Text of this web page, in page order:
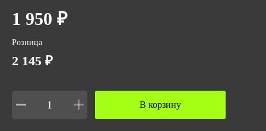
1 950 ₽
Розница
2 145 ₽
В корзину